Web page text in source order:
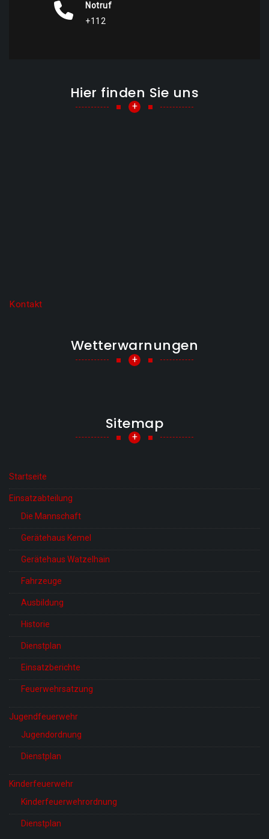
Notruf
+112
Hier finden Sie uns
+
Kontakt
Wetterwarnungen
+
Sitemap
+
Startseite
Einsatzabteilung
Die Mannschaft
Gerätehaus Kemel
Gerätehaus Watzelhain
Fahrzeuge
Ausbildung
Historie
Dienstplan
Einsatzberichte
Feuerwehrsatzung
Jugendfeuerwehr
Jugendordnung
Dienstplan
Kinderfeuerwehr
Kinderfeuerwehrordnung
Dienstplan